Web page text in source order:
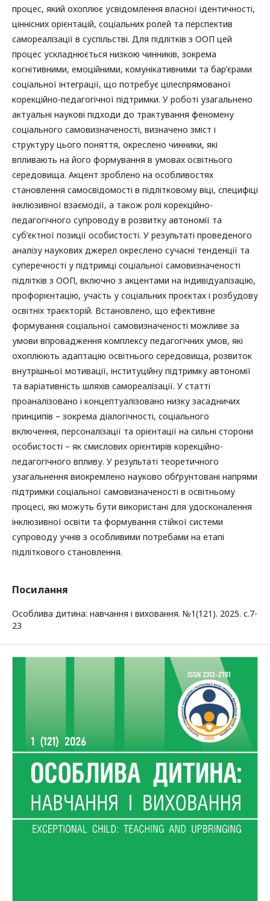
процес, який охоплює усвідомлення власної ідентичності,
ціннісних орієнтацій, соціальних ролей та перспектив
самореалізації в суспільстві. Для підлітків з ООП цей
процес ускладнюється низкою чинників, зокрема
когнітивними, емоційними, комунікативними та бар’єрами
соціальної інтеграції, що потребує цілеспрямованої
корекційно-педагогічної підтримки. У роботі узагальнено
актуальні наукові підходи до трактування феномену
соціального самовизначеності, визначено зміст і
структуру цього поняття, окреслено чинники, які
впливають на його формування в умовах освітнього
середовища. Акцент зроблено на особливостях
становлення самосвідомості в підлітковому віці, специфіці
інклюзивної взаємодії, а також ролі корекційно-
педагогічного супроводу в розвитку автономії та
суб’єктної позиції особистості. У результаті проведеного
аналізу наукових джерел окреслено сучасні тенденції та
суперечності у підтримці соціальної самовизначеності
підлітків з ООП, включно з акцентами на індивідуалізацію,
профорієнтацію, участь у соціальних проєктах і розбудову
освітніх траєкторій. Встановлено, що ефективне
формування соціальної самовизначеності можливе за
умови впровадження комплексу педагогічних умов, які
охоплюють адаптацію освітнього середовища, розвиток
внутрішньої мотивації, інституційну підтримку автономії
та варіативність шляхів самореалізації. У статті
проаналізовано і концептуалізовано низку засадничих
принципів – зокрема діалогічності, соціального
включення, персоналізації та орієнтації на сильні сторони
особистості – як смислових орієнтирів корекційно-
педагогічного впливу. У результаті теоретичного
узагальнення виокремлено науково обґрунтовані напрями
підтримки соціальної самовизначеності в освітньому
процесі, які можуть бути використані для удосконалення
інклюзивної освіти та формування стійкої системи
супроводу учнів з особливими потребами на етапі
підліткового становлення.
Посилання
Особлива дитина: навчання і виховання. №1(121). 2025. с.7-
23